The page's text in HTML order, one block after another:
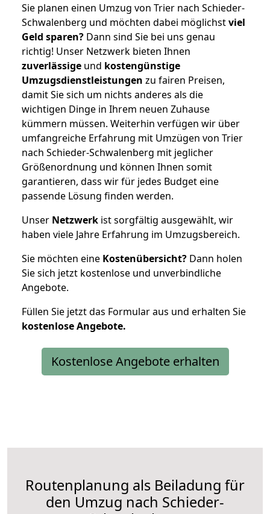
Sie planen einen Umzug von Trier nach Schieder-
Schwalenberg und möchten dabei möglichstviel
Geld sparen? Dann sind Sie bei uns genau
richtig! Unser Netzwerk bieten Ihnen
zuverlässige und kostengünstige
Umzugsdienstleistungen zu fairen Preisen,
damit Sie sich um nichts anderes als die
wichtigen Dinge in Ihrem neuen Zuhause
kümmern müssen. Weiterhin verfügen wir über
umfangreiche Erfahrung mit Umzügen von Trier
nach Schieder-Schwalenberg mit jeglicher
Größenordnung und können Ihnen somit
garantieren, dass wir für jedes Budget eine
passende Lösung finden werden.
Unser Netzwerk ist sorgfältig ausgewählt, wir
haben viele Jahre Erfahrung im Umzugsbereich.
Sie möchten eine Kostenübersicht? Dann holen
Sie sich jetzt kostenlose und unverbindliche
Angebote.
Füllen Sie jetzt das Formular aus und erhalten Sie
kostenloseAngebote.
Kostenlose Angebote erhalten
Routenplanung als Beiladung für
den Umzug nach Schieder-